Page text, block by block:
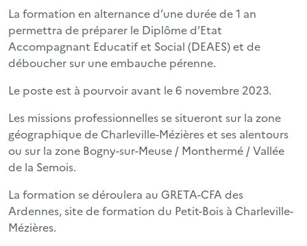
La formation en alternance d’une durée de 1 an
permettra de préparer le Diplôme d’Etat
Accompagnant Educatif et Social (DEAES) et de
déboucher sur une embauche pérenne.
Le poste est à pourvoir avant le 6 novembre 2023.
Les missions professionnelles se situeront sur la zone
géographique de Charleville-Mézières et ses alentours
ou sur la zone Bogny-sur-Meuse / Monthermé / Vallée
de la Semois.
La formation se déroulera au GRETA-CFA des
Ardennes, site de formation du Petit-Bois à Charleville-
Mézières.